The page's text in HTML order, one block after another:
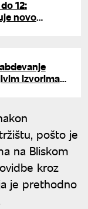
12:
novo
izvorima
pošto je
na Bliskom
kroz
je prethodno